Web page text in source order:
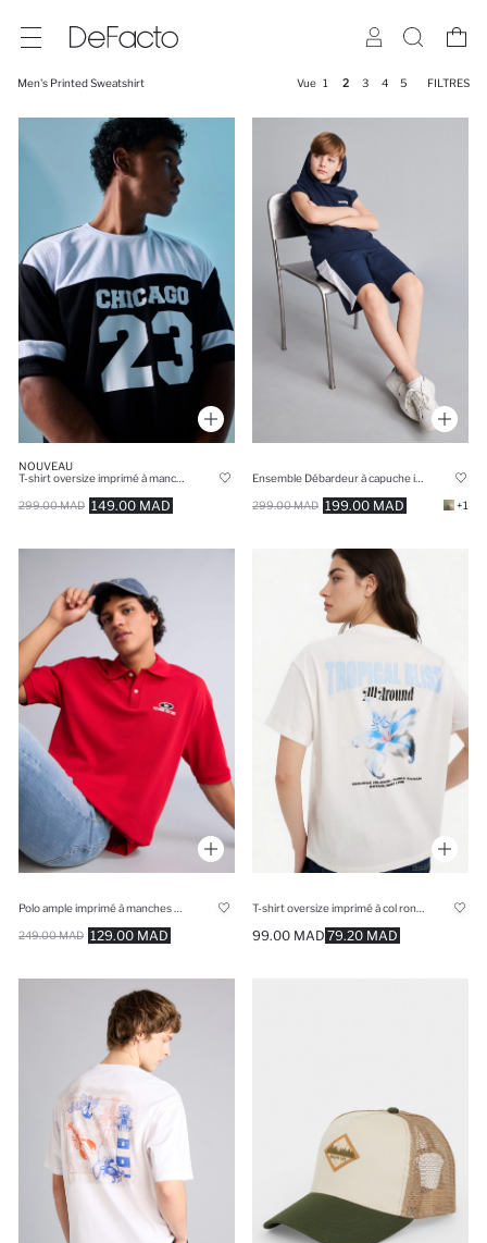
Men's Printed Sweatshirt Vue 1 2 3 4 5 FILTRES
NOUVEAU
149.00 MAD
299.00 MAD 199.00 MAD
299.00 MAD +1
129.00 MAD
249.00 MAD 79.20 MAD
99.00 MAD